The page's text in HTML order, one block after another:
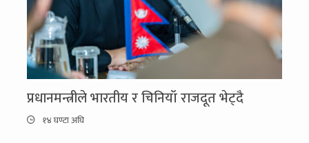
प्रधानमन्त्रीले भारतीय र चिनियाँ राजदूत भेट्दै
१४ घण्टा अघि